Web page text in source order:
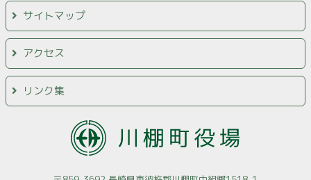
サイトマップ
アクセス
リンク集